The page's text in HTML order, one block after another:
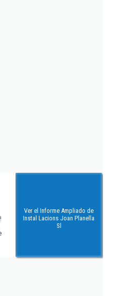
Ver el Informe Ampliado de
Instal Lacions Joan Planella
Sl